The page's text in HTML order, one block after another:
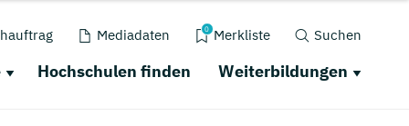
Mediadaten 0 Merkliste Suchen
Hochschulen finden Weiterbildungen